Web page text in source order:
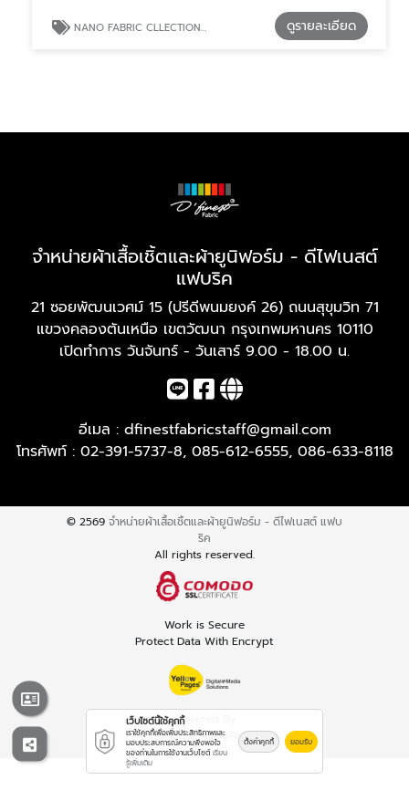
NANO FABRIC CLLECTION รับผลิตผ้าตัดเสื้อเชิ้ต ตามสเปคองค์กร ดูรายละเอียด
จำหน่ายผ้าเสื้อเชิ้ตและผ้ายูนิฟอร์ม - ดีไฟเนสต์
แฟบริค
21 ซอยพัฒนเวศม์ 15 (ปรีดีพนมยงค์ 26) ถนนสุขุมวิท 71
แขวงคลองตันเหนือ เขตวัฒนา กรุงเทพมหานคร 10110
เปิดทำการ วันจันทร์ - วันเสาร์ 9.00 - 18.00 น.
อีเมล : dfinestfabricstaff@gmail.com
โทรศัพท์ : 02-391-5737-8, 085-612-6555, 086-633-8118
© 2569 จำหน่ายผ้าเสื้อเชิ้ตและผ้ายูนิฟอร์ม - ดีไฟเนสต์ แฟบ
ริค
All rights reserved.
Work is Secure
Protect Data With Encrypt
Powered By
Thailand YellowPages
เว็บไซต์นี้ใช้คุกกี้
เราใช้คุกกี้เพื่อเพิ่มประสิทธิภาพและ
มอบประสบการณ์ความพึงพอใจ
ของท่านในการใช้งานเว็บไซต์ เรียน
รู้เพิ่มเติม
ตั้งค่าคุกกี้ ยอมรับ